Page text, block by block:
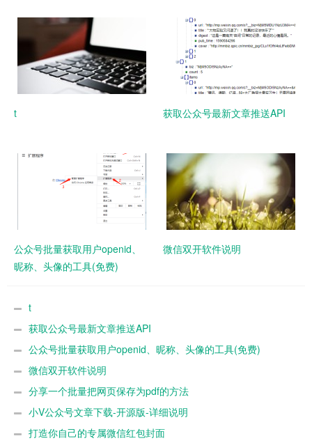
t 获取公众号最新文章推送API
公众号批量获取用户openid、
昵称、头像的工具(免费)
微信双开软件说明
t
获取公众号最新文章推送API
公众号批量获取用户openid、昵称、头像的工具(免费)
微信双开软件说明
分享一个批量把网页保存为pdf的方法
小V公众号文章下载-开源版-详细说明
打造你自己的专属微信红包封面